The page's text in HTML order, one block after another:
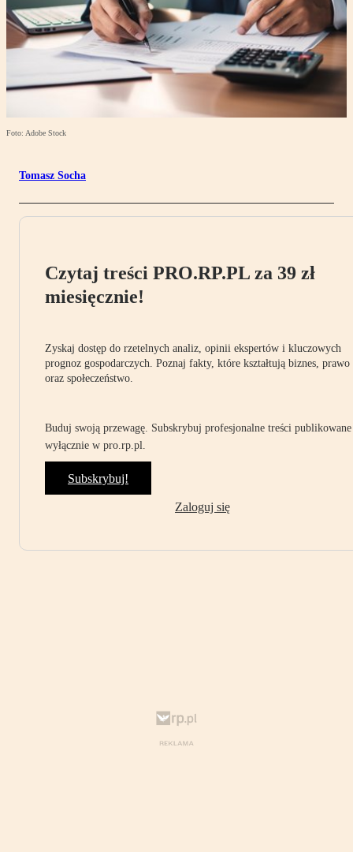
Foto: Adobe Stock
Tomasz Socha
Czytaj treści PRO.RP.PL za 39 zł
miesięcznie!
Zyskaj dostęp do rzetelnych analiz, opinii ekspertów i kluczowych
prognoz gospodarczych. Poznaj fakty, które kształtują biznes, prawo
oraz społeczeństwo.
Buduj swoją przewagę. Subskrybuj profesjonalne treści publikowane
wyłącznie w pro.rp.pl.
Subskrybuj!
Zaloguj się